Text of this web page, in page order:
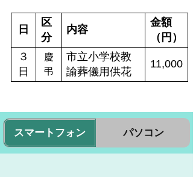
日
区
分
内容
金額
（円）
３
日
慶
弔
市立小学校教
諭葬儀用供花
11,000
スマートフォン パソコン